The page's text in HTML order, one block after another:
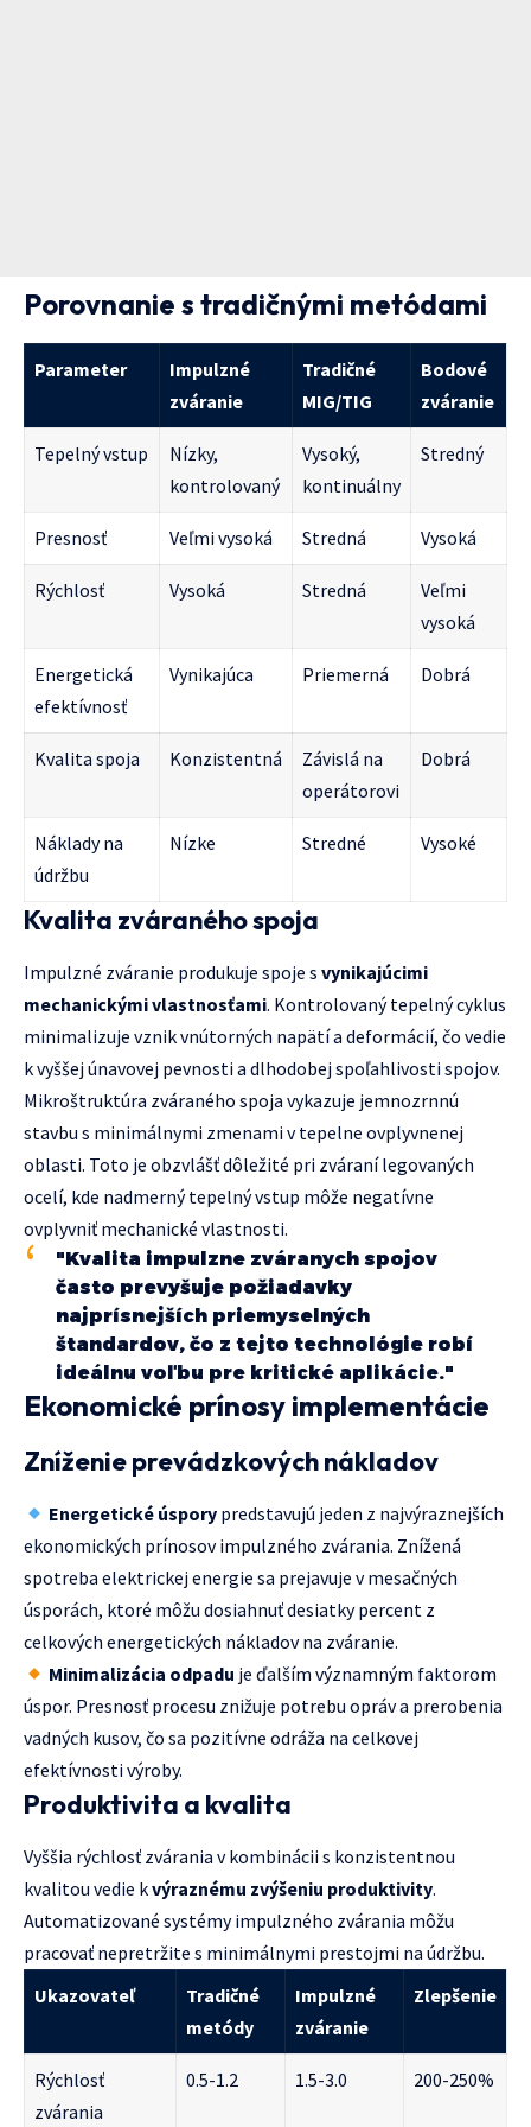
Porovnanie s tradičnými metódami
Parameter
Impulzné
zváranie
Tradičné
MIG/TIG
Bodové
zváranie
Tepelný vstup
Nízky,
kontrolovaný
Vysoký,
kontinuálny
Stredný
Presnosť Veľmi vysoká Stredná Vysoká
Rýchlosť Vysoká Stredná
Veľmi
vysoká
Energetická
efektívnosť
Vynikajúca Priemerná Dobrá
Kvalita spoja Konzistentná
Závislá na
operátorovi
Dobrá
Náklady na
údržbu
Nízke Stredné Vysoké
Kvalita zváraného spoja
Impulzné zváranie produkuje spoje s vynikajúcimi
mechanickými vlastnosťami. Kontrolovaný tepelný cyklus
minimalizuje vznik vnútorných napätí a deformácií, čo vedie
k vyššej únavovej pevnosti a dlhodobej spoľahlivosti spojov.
Mikroštruktúra zváraného spoja vykazuje jemnozrnnú
stavbu s minimálnymi zmenami v tepelne ovplyvnenej
oblasti. Toto je obzvlášť dôležité pri zváraní legovaných
ocelí, kde nadmerný tepelný vstup môže negatívne
ovplyvniť mechanické vlastnosti.
"Kvalita impulzne zváranych spojov
často prevyšuje požiadavky
najprísnejších priemyselných
štandardov, čo z tejto technológie robí
ideálnu voľbu pre kritické aplikácie."
Ekonomické prínosy implementácie
Zníženie prevádzkových nákladov
Energetické úspory predstavujú jeden z najvýraznejších
ekonomických prínosov impulzného zvárania. Znížená
spotreba elektrickej energie sa prejavuje v mesačných
úsporách, ktoré môžu dosiahnuť desiatky percent z
celkových energetických nákladov na zváranie.
Minimalizácia odpadu je ďalším významným faktorom
úspor. Presnosť procesu znižuje potrebu opráv a prerobenia
vadných kusov, čo sa pozitívne odráža na celkovej
efektívnosti výroby.
Produktivita a kvalita
Vyššia rýchlosť zvárania v kombinácii s konzistentnou
kvalitou vedie kvýraznému zvýšeniu produktivity.
Automatizované systémy impulzného zvárania môžu
pracovať nepretržite s minimálnymi prestojmi na údržbu.
Ukazovateľ
Tradičné
metódy
Impulzné
zváranie
Zlepšenie
Rýchlosť
zvárania
0.5-1.2 1.5-3.0 200-250%